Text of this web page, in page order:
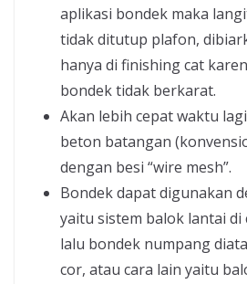
aplikasi bondek maka
tidak ditutup plafon,
hanya di finishing cat
bondek tidak berkarat.
Akan lebih cepat waktu
beton batangan
dengan besi “wire mesh”.
Bondek dapat digunakan
yaitu sistem balok lantai
lalu bondek numpang
cor, atau cara lain yaitu